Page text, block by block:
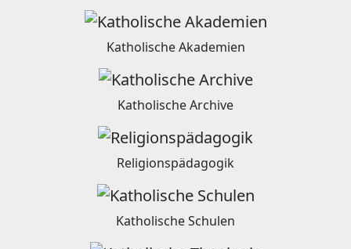
Katholische Akademien
Katholische Archive
Religionspädagogik
Katholische Schulen